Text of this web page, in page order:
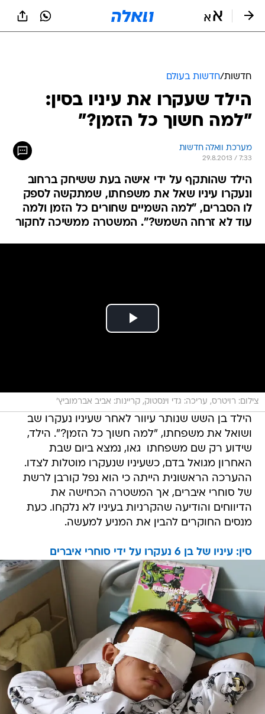
חדשות/חדשות בעולם
הילד שעקרו את עיניו בסין:
"למה חשוך כל הזמן?"
מערכת וואלה חדשות
29.8.2013 / 7:33
הילד שהותקף על ידי אישה בעת ששיחק ברחוב
ונעקרו עיניו שאל את משפחתו, שמתקשה לספק
לו הסברים, "למה השמיים שחורים כל הזמן ולמה
עוד לא זרחה השמש?". המשטרה ממשיכה לחקור
צילום: רויטרס, עריכה: גדי וינסטוק, קריינות: אביב אברמוביץ'
הילד בן השש שנותר עיוור לאחר שעיניו נעקרו שב
ושואל את משפחתו, "למה חשוך כל הזמן?". הילד,
שידוע רק שם משפחתו  גאו, נמצא ביום שבת
האחרון מגואל בדם, כשעיניו שנעקרו מוטלות לצדו.
ההערכה הראשונית הייתה כי הוא נפל קורבן לרשת
של סוחרי איברים, אך המשטרה הכחישה את
הדיווחים והודיעה שהקרניות בעיניו לא נלקחו. כעת
מנסים החוקרים להבין את המניע למעשה.
סין: עיניו של בן 6 נעקרו על ידי סוחרי איברים